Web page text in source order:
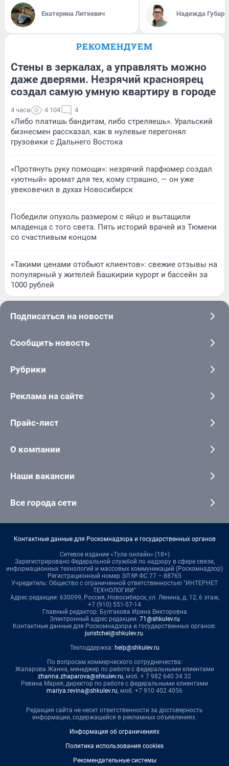
Екатерина Литкевич Надежда Губарь
РЕКОМЕНДУЕМ
Стены в зеркалах, а управлять можно
даже дверями. Незрячий красноярец
создал самую умную квартиру в городе
4 часа 4 104 4
«Либо платишь бандитам, либо стреляешь». Уральский
бизнесмен рассказал, как в нулевые перегонял
грузовики с Дальнего Востока
«Протянуть руку помощи»: незрячий парфюмер создал
«уютный» аромат для тех, кому страшно, — он уже
увековечил в духах Новосибирск
Победили опухоль размером с яйцо и вытащили
младенца с того света. Пять историй врачей из Тюмени
со счастливым концом
«Такими ценами отобьют клиентов»: свежие отзывы на
популярный у жителей Башкирии курорт и бассейн за
1000 рублей
Подписаться на новости
Сообщить новость
Рубрики
Реклама на сайте
Прайс-лист
О компании
Наши вакансии
Все города сети
Контактные данные для Роскомнадзора и государственных органов
Сетевое издание «Тула онлайн» (18+)
Зарегистрировано Федеральной службой по надзору в сфере связи,
информационных технологий и массовых коммуникаций (Роскомнадзор)
Регистрационный номер ЭЛ № ФС 77 – 88765
Учредитель: Общество с ограниченной ответственностью "ИНТЕРНЕТ
ТЕХНОЛОГИИ"
Адрес редакции: 630099, Россия, Новосибирск, ул. Ленина, д. 12, 6 этаж,
+7 (910) 551-57-14
Главный редактор: Булгакова Ирина Викторовна
Электронный адрес редакции: 71@shkulev.ru
Контактные данные для Роскомнадзора и государственных органов:
juristchel@shkulev.ru.
Техподдержка: help@shkulev.ru
По вопросам коммерческого сотрудничества:
Жапарова Жанна, менеджер по работе с федеральными клиентами
zhanna.zhaparova@shkulev.ru, моб. + 7 982 640 34 32
Ревина Мария, директор по работе с федеральными клиентами
mariya.revina@shkulev.ru, моб. +7 910 402 4056
Редакция сайта не несет ответственности за достоверность
информации, содержащейся в рекламных объявлениях.
Информация об ограничениях
Политика использования cookies
Рекомендательные системы